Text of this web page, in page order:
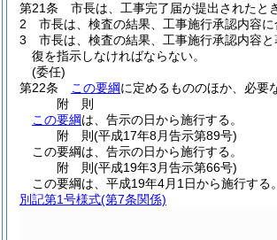
第21条
市長は、工事完了届が提出されたと
2
市長は、検査の結果、工事施行承認内容
3
市長は、検査の結果、工事施行承認内容
復を指示しなければならない。
(委任)
第22条
この要綱に定めるもののほか、必要
附 則
この要綱は、告示の日から施行する。
附 則(平成17年8月告示第89号)
この要綱は、告示の日から施行する。
附 則(平成19年3月告示第66号)
この要綱は、平成19年4月1日から施行する。
別記第1号様式(第7条関係)